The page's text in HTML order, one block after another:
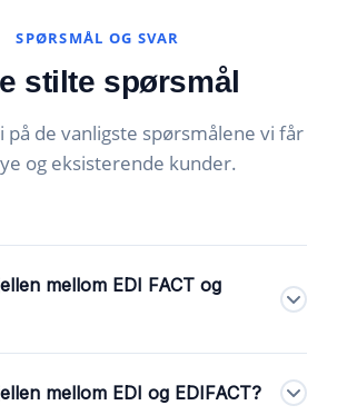
SPØRSMÅL OG SVAR
stilte spørsmål
på de vanligste spørsmålene vi får
og eksisterende kunder.
mellom EDI FACT og
en vanlig skrivemåte av samme
mellom EDI og EDIFACT?